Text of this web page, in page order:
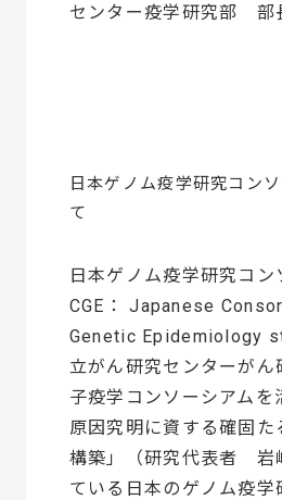
センター疫学研究部
日本ゲノム疫学研究コン
て
日本ゲノム疫学研究コ
CGE： Japanese
Genetic Epidemiology
立がん研究センターがん
子疫学コンソーシアムを
原因究明に資する確固た
構築」（研究代表者 岩
ている日本のゲノム疫学